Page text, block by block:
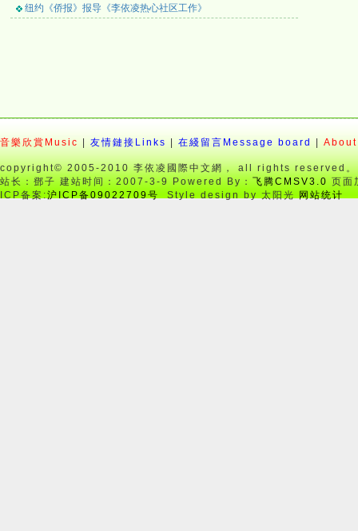
纽约《侨报》报导《李依凌热心社区工作》
音樂欣賞Music 友情鏈接Links 在綫留言Message board
copyright© 2005-2010 李依凌國際中文網， all rights reserved。
站长：鄧子 建站时间：2007-3-9 Powered By：飞腾CMSV3.0页面
ICP备案:沪ICP备09022709号 Style design by 太阳光 网站统计